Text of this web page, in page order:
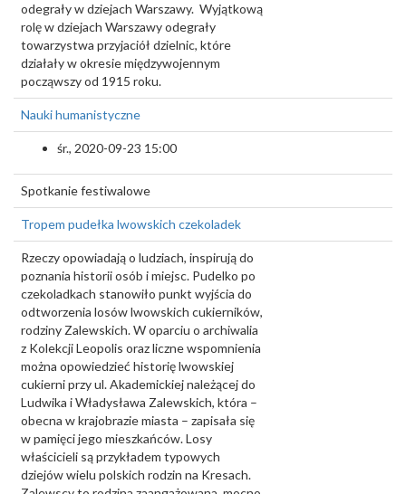
odegrały w dziejach Warszawy. Wyjątkową
rolę w dziejach Warszawy odegrały
towarzystwa przyjaciół dzielnic, które
działały w okresie międzywojennym
począwszy od 1915 roku.
Nauki humanistyczne
śr., 2020-09-23 15:00
Spotkanie festiwalowe
Tropem pudełka lwowskich czekoladek
Rzeczy opowiadają o ludziach, inspirują do
poznania historii osób i miejsc. Pudelko po
czekoladkach stanowiło punkt wyjścia do
odtworzenia losów lwowskich cukierników,
rodziny Zalewskich. W oparciu o archiwalia
z Kolekcji Leopolis oraz liczne wspomnienia
można opowiedzieć historię lwowskiej
cukierni przy ul. Akademickiej należącej do
Ludwika i Władysława Zalewskich, która –
obecna w krajobrazie miasta – zapisała się
w pamięci jego mieszkańców. Losy
właścicieli są przykładem typowych
dziejów wielu polskich rodzin na Kresach.